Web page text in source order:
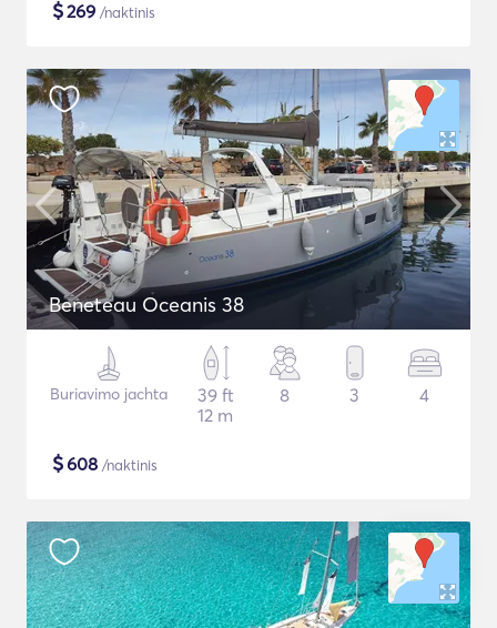
$269 /naktinis
Beneteau Oceanis 38
Buriavimo jachta
39 ft
12 m
8 3 4
$608 /naktinis